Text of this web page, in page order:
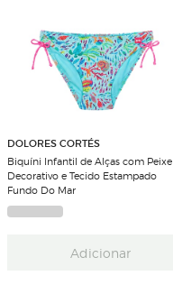
DOLORES CORTÉS
Biquíni Infantil de Alças com Peixe
Decorativo e Tecido Estampado
Fundo Do Mar
Adicionar